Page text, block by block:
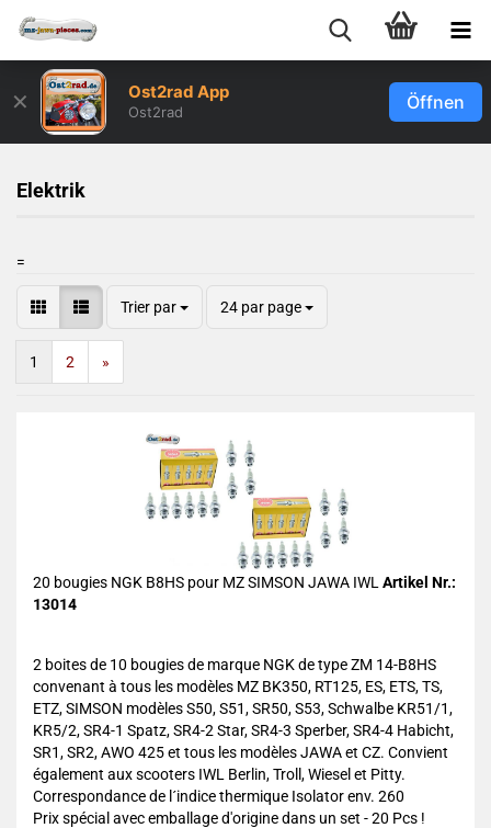
✕ Ost2rad App
Ost2rad Öffnen
Elektrik
=
Trier par 24 par page
1 2 »
20 bougies NGK B8HS pour MZ SIMSON JAWA IWL Artikel Nr.:
13014
2 boites de 10 bougies de marque NGK de type ZM 14-B8HS
convenant à tous les modèles MZ BK350, RT125, ES, ETS, TS,
ETZ, SIMSON modèles S50, S51, SR50, S53, Schwalbe KR51/1,
KR5/2, SR4-1 Spatz, SR4-2 Star, SR4-3 Sperber, SR4-4 Habicht,
SR1, SR2, AWO 425 et tous les modèles JAWA et CZ. Convient
également aux scooters IWL Berlin, Troll, Wiesel et Pitty.
Correspondance de l´indice thermique Isolator env. 260
Prix spécial avec emballage d'origine dans un set - 20 Pcs !